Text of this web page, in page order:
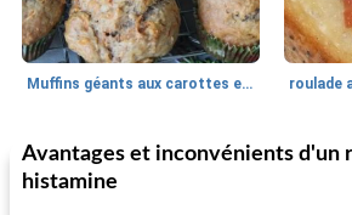
Muffins géants aux carottes et à la banane de Nif
30min
Marques de confiance: recettes et
Viande et
Avantages et inconvénients d'un
histamine